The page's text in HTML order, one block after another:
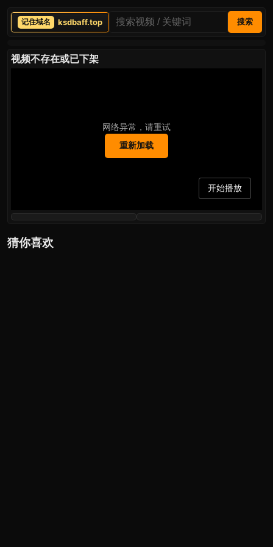
ksdbaff.top 搜索
视频不存在或已下架
网络异常，请重试
重新加载
开始播放
猜你喜欢